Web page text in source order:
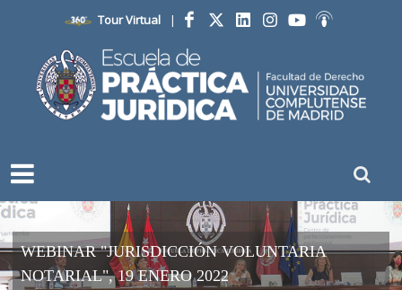
Tour Virtual |
Facebook
WEBINAR "JURISDICCIÓN VOLUNTARIA
NOTARIAL", 19 ENERO 2022